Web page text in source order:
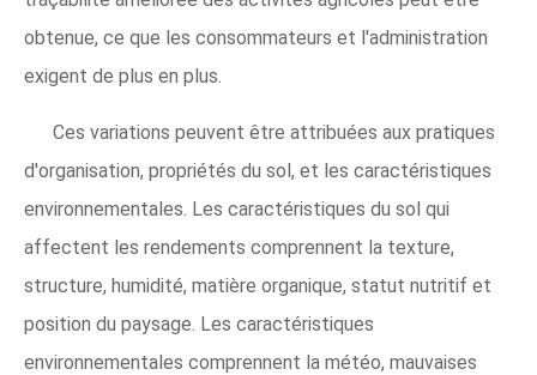
obtenue, ce que les consommateurs et l'administration
exigent de plus en plus.
Ces variations peuvent être attribuées aux pratiques
d'organisation, propriétés du sol, et les caractéristiques
environnementales. Les caractéristiques du sol qui
affectent les rendements comprennent la texture,
structure, humidité, matière organique, statut nutritif et
position du paysage. Les caractéristiques
environnementales comprennent la météo, mauvaises